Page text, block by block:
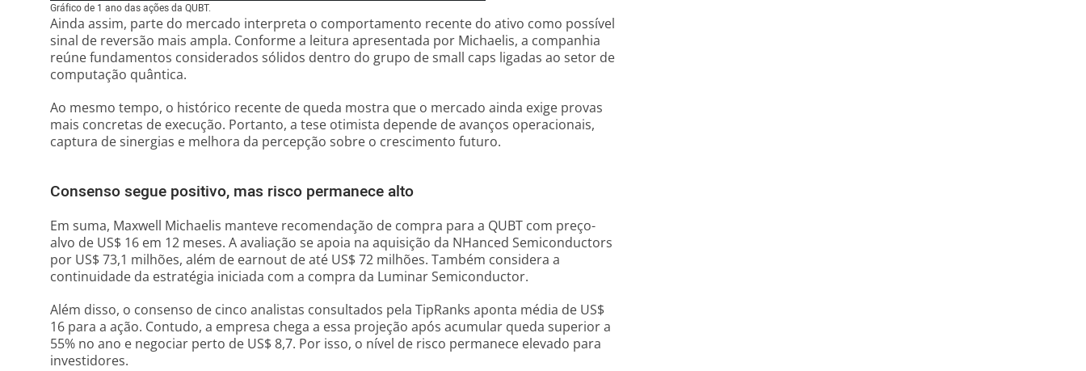
Gráfico de 1 ano das ações da QUBT.
Ainda assim, parte do mercado interpreta o comportamento recente do ativo como possível
sinal de reversão mais ampla. Conforme a leitura apresentada por Michaelis, a companhia
reúne fundamentos considerados sólidos dentro do grupo de small caps ligadas ao setor de
computação quântica.
Ao mesmo tempo, o histórico recente de queda mostra que o mercado ainda exige provas
mais concretas de execução. Portanto, a tese otimista depende de avanços operacionais,
captura de sinergias e melhora da percepção sobre o crescimento futuro.
Consenso segue positivo, mas risco permanece alto
Em suma, Maxwell Michaelis manteve recomendação de compra para a QUBT com preço-
alvo de US$ 16 em 12 meses. A avaliação se apoia na aquisição da NHanced Semiconductors
por US$ 73,1 milhões, além de earnout de até US$ 72 milhões. Também considera a
continuidade da estratégia iniciada com a compra da Luminar Semiconductor.
Além disso, o consenso de cinco analistas consultados pela TipRanks aponta média de US$
16 para a ação. Contudo, a empresa chega a essa projeção após acumular queda superior a
55% no ano e negociar perto de US$ 8,7. Por isso, o nível de risco permanece elevado para
investidores.